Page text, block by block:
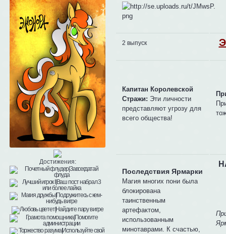
Достижения:
2 выпуск
Капитан Королевской
Стражи: Эти личности
представляют угрозу для
всего общества!
Последствия Ярмарки
Магия многих пони была
блокирована
таинственным
артефактом,
использованным
минотаврами. К счастью,